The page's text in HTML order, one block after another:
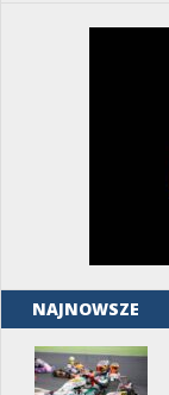
NAJNOWSZE